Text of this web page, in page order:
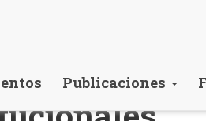
Publicaciones